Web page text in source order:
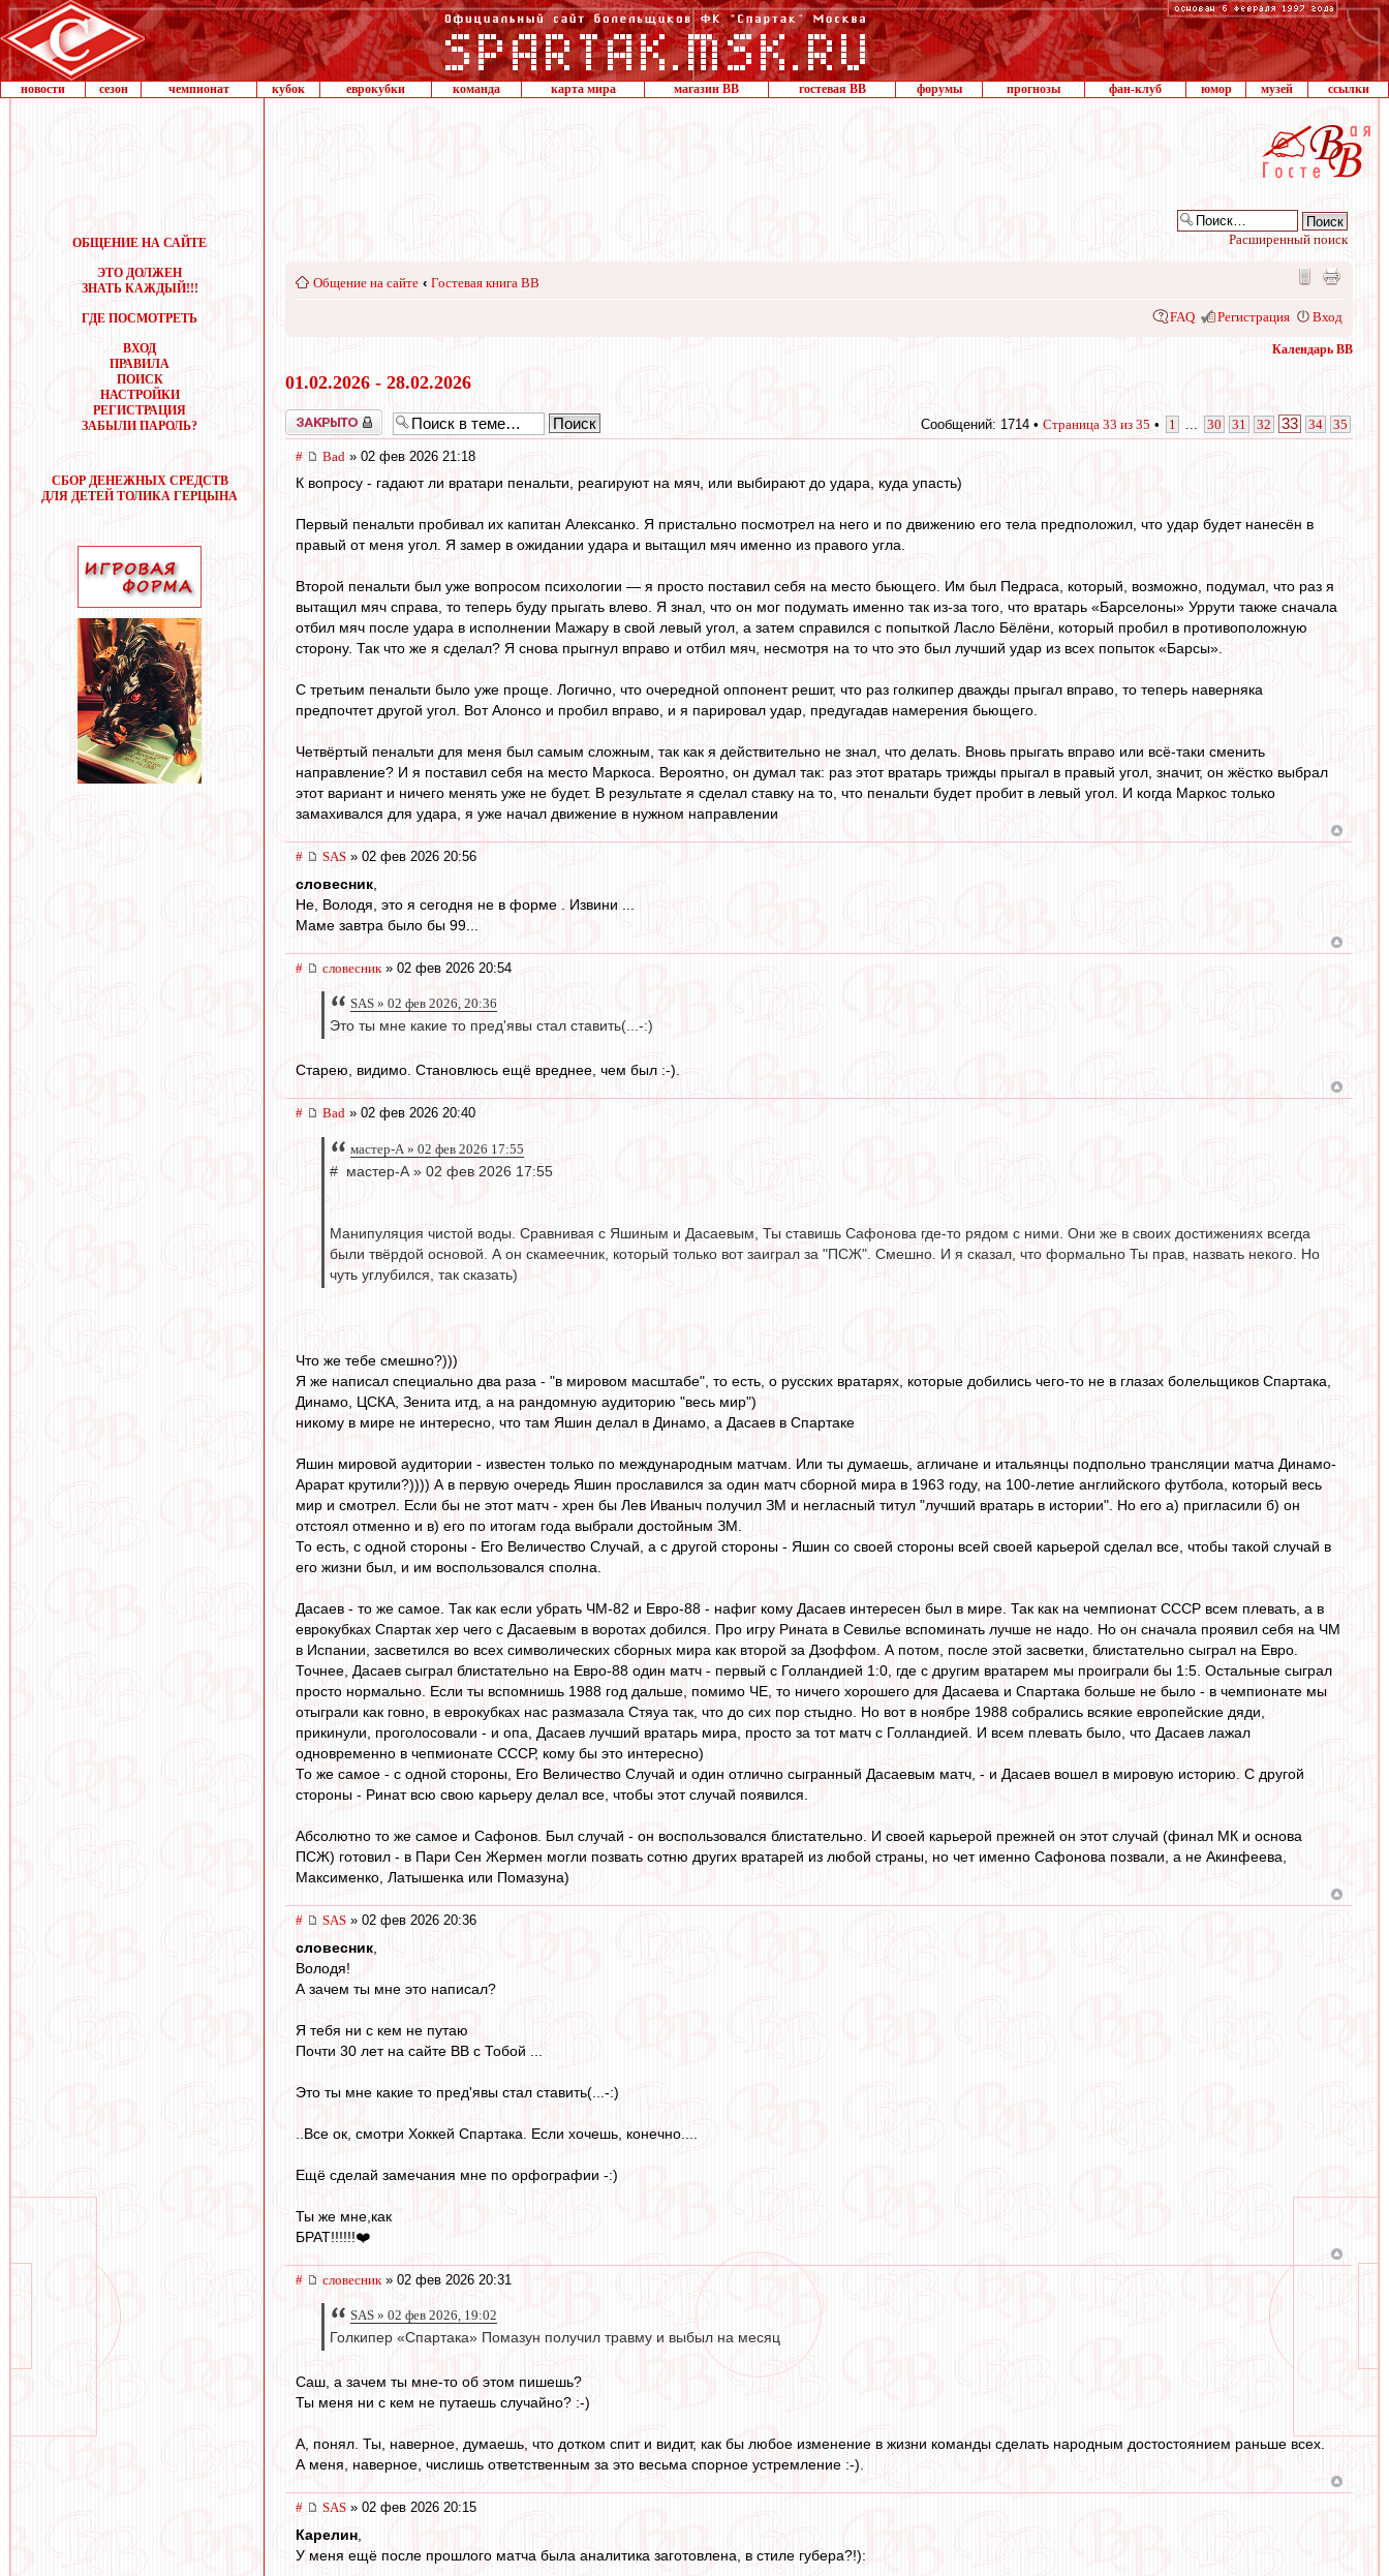
новости сезон чемпионат кубок еврокубки команда карта мира магазин ВВ гостевая ВВ форумы прогнозы фан-клуб юмор музей ссылки
ОБЩЕНИЕ НА САЙТЕ
ЭТО ДОЛЖЕН
ЗНАТЬ КАЖДЫЙ!!!
ГДЕ ПОСМОТРЕТЬ
ВХОД
ПРАВИЛА
ПОИСК
НАСТРОЙКИ
РЕГИСТРАЦИЯ
ЗАБЫЛИ ПАРОЛЬ?
СБОР ДЕНЕЖНЫХ СРЕДСТВ
ДЛЯ ДЕТЕЙ ТОЛИКА ГЕРЦЫНА
Расширенный поиск
Общение на сайте ‹ Гостевая книга ВВ
FAQ Регистрация Вход
Календарь ВВ
01.02.2026 - 28.02.2026
Закрыто Сообщений: 1714 • Страница 33 из 35 • 1 30 31 32 33 34 35
# Bad » 02 фев 2026 21:18
К вопросу - гадают ли вратари пенальти, реагируют на мяч, или выбирают до удара, куда упасть)
Первый пенальти пробивал их капитан Алексанко. Я пристально посмотрел на него и по движению его тела предположил, что удар будет нанесён в
правый от меня угол. Я замер в ожидании удара и вытащил мяч именно из правого угла.
Второй пенальти был уже вопросом психологии — я просто поставил себя на место бьющего. Им был Педраса, который, возможно, подумал, что раз я
вытащил мяч справа, то теперь буду прыгать влево. Я знал, что он мог подумать именно так из-за того, что вратарь «Барселоны» Уррути также сначала
отбил мяч после удара в исполнении Мажару в свой левый угол, а затем справился с попыткой Ласло Бёлёни, который пробил в противоположную
сторону. Так что же я сделал? Я снова прыгнул вправо и отбил мяч, несмотря на то что это был лучший удар из всех попыток «Барсы».
С третьим пенальти было уже проще. Логично, что очередной оппонент решит, что раз голкипер дважды прыгал вправо, то теперь наверняка
предпочтет другой угол. Вот Алонсо и пробил вправо, и я парировал удар, предугадав намерения бьющего.
Четвёртый пенальти для меня был самым сложным, так как я действительно не знал, что делать. Вновь прыгать вправо или всё-таки сменить
направление? И я поставил себя на место Маркоса. Вероятно, он думал так: раз этот вратарь трижды прыгал в правый угол, значит, он жёстко выбрал
этот вариант и ничего менять уже не будет. В результате я сделал ставку на то, что пенальти будет пробит в левый угол. И когда Маркос только
замахивался для удара, я уже начал движение в нужном направлении
# SAS » 02 фев 2026 20:56
словесник
Не, Володя, это я сегодня не в форме . Извини ...
Маме завтра было бы 99...
# словесник» 02 фев 2026 20:54
SAS » 02 фев 2026, 20:36
Это ты мне какие то пред'явы стал ставить(...-:)
Старею, видимо. Становлюсь ещё вреднее, чем был :-).
# Bad » 02 фев 2026 20:40
мастер-А » 02 фев 2026 17:55
# мастер-А » 02 фев 2026 17:55
Манипуляция чистой воды. Сравнивая с Яшиным и Дасаевым, Ты ставишь Сафонова где-то рядом с ними. Они же в своих достижениях всегда
были твёрдой основой. А он скамеечник, который только вот заиграл за "ПСЖ". Смешно. И я сказал, что формально Ты прав, назвать некого. Но
чуть углубился, так сказать)
Что же тебе смешно?)))
Я же написал специально два раза - "в мировом масштабе", то есть, о русских вратарях, которые добились чего-то не в глазах болельщиков Спартака,
Динамо, ЦСКА, Зенита итд, а на рандомную аудиторию "весь мир")
никому в мире не интересно, что там Яшин делал в Динамо, а Дасаев в Спартаке
Яшин мировой аудитории - известен только по международным матчам. Или ты думаешь, агличане и итальянцы подпольно трансляции матча Динамо-
Арарат крутили?)))) А в первую очередь Яшин прославился за один матч сборной мира в 1963 году, на 100-летие английского футбола, который весь
мир и смотрел. Если бы не этот матч - хрен бы Лев Иваныч получил ЗМ и негласный титул "лучший вратарь в истории". Но его а) пригласили б) он
отстоял отменно и в) его по итогам года выбрали достойным ЗМ.
То есть, с одной стороны - Его Величество Случай, а с другой стороны - Яшин со своей стороны всей своей карьерой сделал все, чтобы такой случай в
его жизни был, и им воспользовался сполна.
Дасаев - то же самое. Так как если убрать ЧМ-82 и Евро-88 - нафиг кому Дасаев интересен был в мире. Так как на чемпионат СССР всем плевать, а в
еврокубках Спартак хер чего с Дасаевым в воротах добился. Про игру Рината в Севилье вспоминать лучше не надо. Но он сначала проявил себя на ЧМ
в Испании, засветился во всех символических сборных мира как второй за Дзоффом. А потом, после этой засветки, блистательно сыграл на Евро.
Точнее, Дасаев сыграл блистательно на Евро-88 один матч - первый с Голландией 1:0, где с другим вратарем мы проиграли бы 1:5. Остальные сыграл
просто нормально. Если ты вспомнишь 1988 год дальше, помимо ЧЕ, то ничего хорошего для Дасаева и Спартака больше не было - в чемпионате мы
отыграли как говно, в еврокубках нас размазала Стяуа так, что до сих пор стыдно. Но вот в ноябре 1988 собрались всякие европейские дяди,
прикинули, проголосовали - и опа, Дасаев лучший вратарь мира, просто за тот матч с Голландией. И всем плевать было, что Дасаев лажал
одновременно в чепмионате СССР, кому бы это интересно)
То же самое - с одной стороны, Его Величество Случай и один отлично сыгранный Дасаевым матч, - и Дасаев вошел в мировую историю. С другой
стороны - Ринат всю свою карьеру делал все, чтобы этот случай появился.
Абсолютно то же самое и Сафонов. Был случай - он воспользовался блистательно. И своей карьерой прежней он этот случай (финал МК и основа
ПСЖ) готовил - в Пари Сен Жермен могли позвать сотню других вратарей из любой страны, но чет именно Сафонова позвали, а не Акинфеева,
Максименко, Латышенка или Помазуна)
# SAS » 02 фев 2026 20:36
словесник
Володя!
А зачем ты мне это написал?
Я тебя ни с кем не путаю
Почти 30 лет на сайте ВВ с Тобой ...
Это ты мне какие то пред'явы стал ставить(...-:)
..Все ок, смотри Хоккей Спартака. Если хочешь, конечно....
Ещё сделай замечания мне по орфографии -:)
Ты же мне,как
БРАТ!!!!!!❤️
# словесник » 02 фев 2026 20:31
SAS » 02 фев 2026, 19:02
Голкипер «Спартака» Помазун получил травму и выбыл на месяц
Саш, а зачем ты мне-то об этом пишешь?
Ты меня ни с кем не путаешь случайно? :-)
А, понял. Ты, наверное, думаешь, что дотком спит и видит, как бы любое изменение в жизни команды сделать народным достостоянием раньше всех.
А меня, наверное, числишь ответственным за это весьма спорное устремление :-).
# SAS » 02 фев 2026 20:15
Карелин
У меня ещё после прошлого матча была аналитика заготовлена, в стиле губера?!):